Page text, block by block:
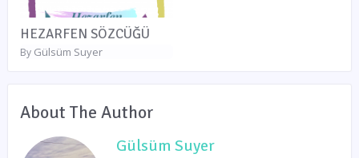
HEZARFEN SÖZCÜĞÜ
By Gülsüm Suyer
About The Author
Gülsüm Suyer